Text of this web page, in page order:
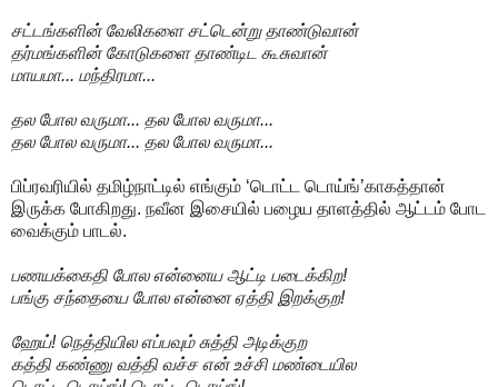
சட்டங்களின் வேலிகளை சட்டென்று தாண்டுவான்
தர்மங்களின் கோடுகளை தாண்டிட கூசுவான்
மாயமா... மந்திரமா...
தல போல வருமா... தல போல வருமா...
தல போல வருமா... தல போல வருமா...
பிப்ரவரியில் தமிழ்நாட்டில் எங்கும் ‘டொட்ட டொய்ங்’காகத்தான்
இருக்க போகிறது. நவீன இசையில் பழைய தாளத்தில் ஆட்டம் போட
வைக்கும் பாடல்.
பணயக்கைதி போல என்னைய ஆட்டி படைக்கிற!
பங்கு சந்தையை போல என்னை ஏத்தி இறக்குற!
ஹேய்! நெத்தியில எப்பவும் சுத்தி அடிக்குற
கத்தி கண்ணு வத்தி வச்ச என் உச்சி மண்டையில